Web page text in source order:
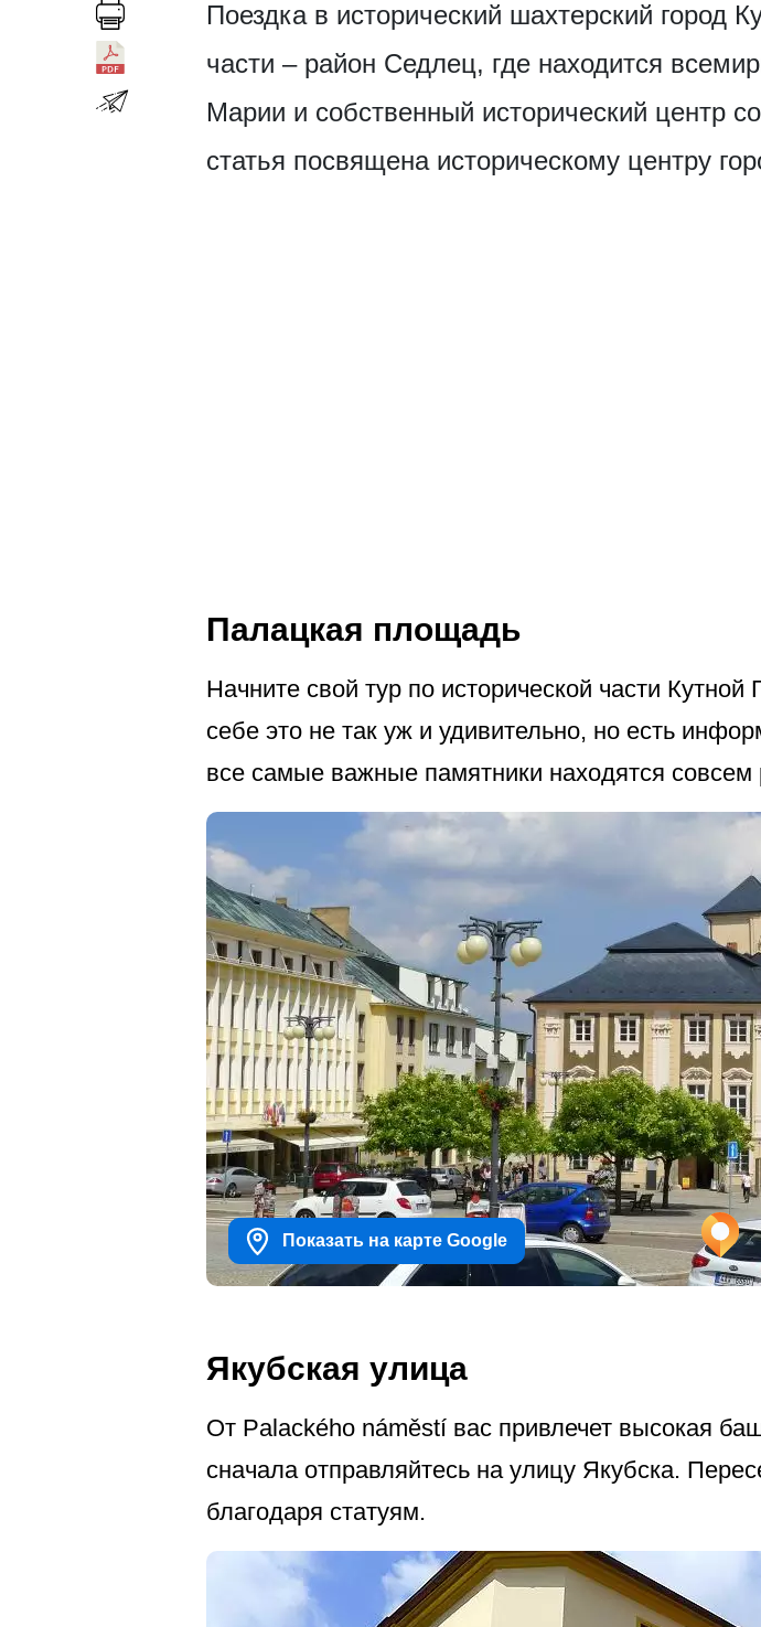
Поездка в исторический шахтерский город
части – район Седлец, где находится
Марии и собственный исторический центр
статья посвящена историческому центру
Палацкая площадь
Начните свой тур по исторической части
себе это не так уж и удивительно, но есть
все самые важные памятники находятся
Показать на карте Google
Якубская улица
От Palackého náměstí вас привлечет высокая
сначала отправляйтесь на улицу Якубска.
благодаря статуям.